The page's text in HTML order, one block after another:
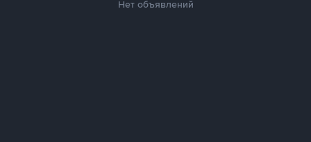
Нет объявлений